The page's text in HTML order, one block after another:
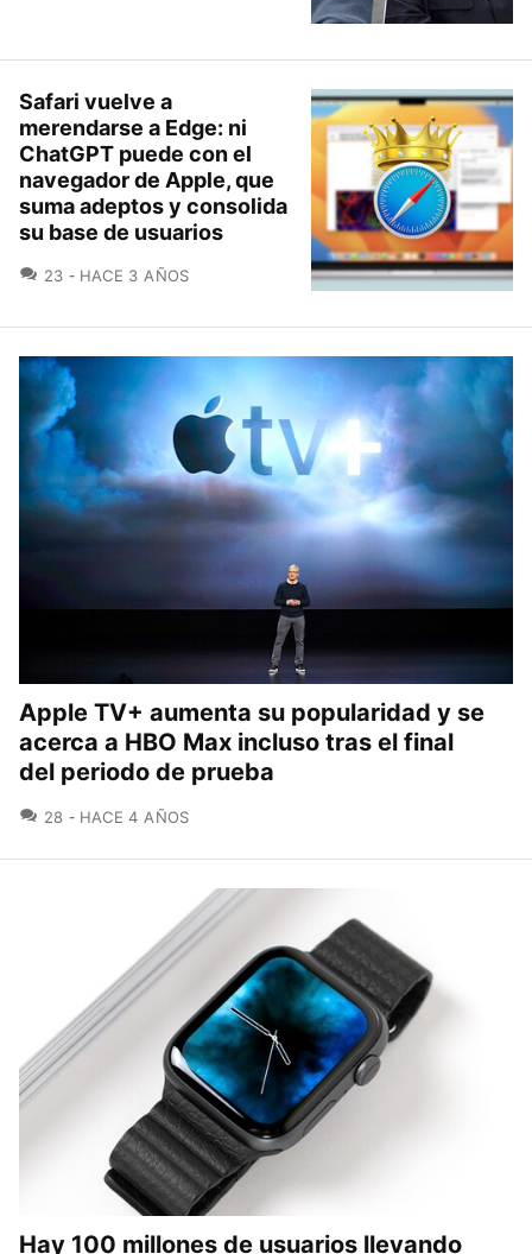
Safari vuelve a
merendarse a Edge: ni
ChatGPT puede con el
navegador de Apple, que
suma adeptos y consolida
su base de usuarios
23 COMENTARIOS
HACE 3 AÑOS
Apple TV+ aumenta su popularidad y se
acerca a HBO Max incluso tras el final
del periodo de prueba
28 COMENTARIOS
HACE 4 AÑOS
Hay 100 millones de usuarios llevando